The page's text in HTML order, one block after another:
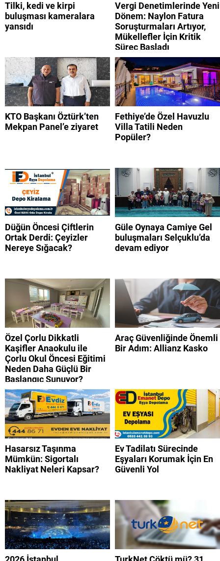
Tilki, kedi ve kirpi
buluşması kameralara
yansıdı
Vergi Denetimlerinde Yeni
Dönem: Naylon Fatura
Soruşturmaları Artıyor,
Mükellefler İçin Kritik
Süreç Başladı
KTO Başkanı Öztürk’ten
Mekpan Panel’e ziyaret
Fethiye’de Özel Havuzlu
Villa Tatili Neden
Popüler?
Düğün Öncesi Çiftlerin
Ortak Derdi: Çeyizler
Nereye Sığacak?
Güle Oynaya Camiye Gel
buluşmaları Selçuklu’da
devam ediyor
Özel Çorlu Dikkatli
Kaşifler Anaokulu ile
Çorlu Okul Öncesi Eğitimi
Neden Daha Güçlü Bir
Başlangıç Sunuyor?
Araç Güvenliğinde Önemli
Bir Adım: Allianz Kasko
Hasarsız Taşınma
Mümkün: Sigortalı
Nakliyat Neleri Kapsar?
Ev Tadilatı Sürecinde
Eşyaları Korumak İçin En
Güvenli Yol